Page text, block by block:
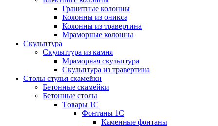
Гранитные колонны
Колонны из оникса
Колонны из травертина
Мраморные колонны
Скульптура
Скульптура из камня
Мраморная скульптура
Скульптура из травертина
Столы стулья скамейки
Бетонные скамейки
Бетонные столы
Tовары 1C
Фонтаны 1C
Каменные фонтаны